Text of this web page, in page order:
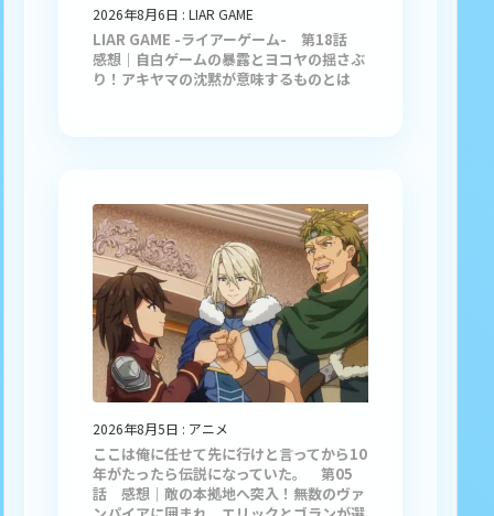
2026年8月6日 : LIAR GAME
LIAR GAME -ライアーゲーム- 第18話
感想｜自白ゲームの暴露とヨコヤの揺さぶ
り！アキヤマの沈黙が意味するものとは
2026年8月5日 : アニメ
ここは俺に任せて先に行けと言ってから10
年がたったら伝説になっていた。 第05
話 感想｜敵の本拠地へ突入！無数のヴァ